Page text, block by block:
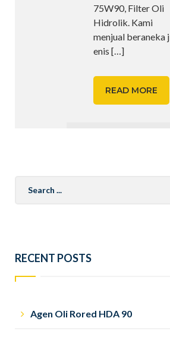
75W90, Filter Oli
Hidrolik. Kami
menjual beraneka j
enis […]
READ MORE
for:
RECENT POSTS
Agen Oli Rored HDA 90